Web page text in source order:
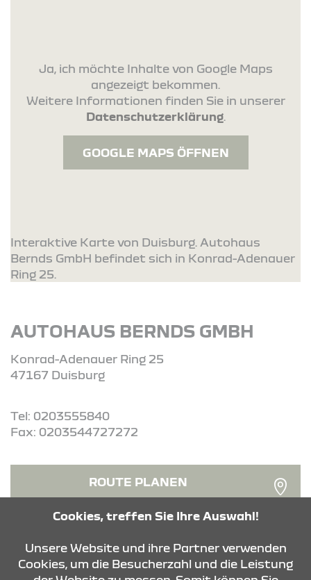
Ja, ich möchte Inhalte von Google Maps
angezeigt bekommen.
Weitere Informationen finden Sie in unserer
Datenschutzerklärung.
GOOGLE MAPS ÖFFNEN
Interaktive Karte von Duisburg. Autohaus
Bernds GmbH befindet sich in Konrad-Adenauer
Ring 25.
AUTOHAUS BERNDS GMBH
Konrad-Adenauer Ring 25
47167 Duisburg
Tel: 0203555840
Fax: 0203544727272
ROUTE PLANEN
ANFRAGE SENDEN
Cookies, treffen Sie Ihre Auswahl!
Unsere Website und ihre Partner verwenden
Cookies, um die Besucherzahl und die Leistung